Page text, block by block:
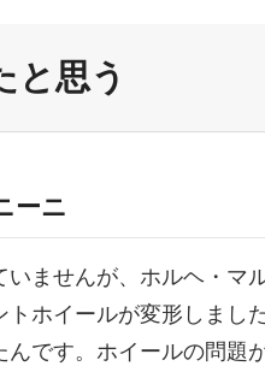
と思う
ーニ
いませんが、ホルヘ・
ホイールが変形しまし
です。ホイールの問題